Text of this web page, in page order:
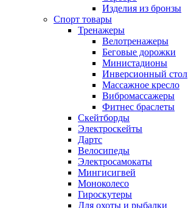
Изделия из бронзы
Спорт товары
Тренажеры
Велотренажеры
Беговые дорожки
Министадионы
Инверсионный стол
Массажное кресло
Вибромассажеры
Фитнес браслеты
Скейтборды
Электроскейты
Дартс
Велосипеды
Электросамокаты
Мингисигвей
Моноколесо
Гироскутеры
Для охоты и рыбалки